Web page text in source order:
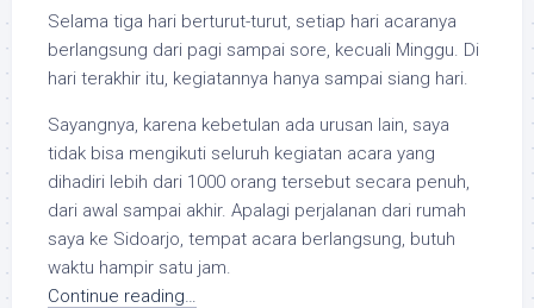
Selama tiga hari berturut-turut, setiap hari acaranya
berlangsung dari pagi sampai sore, kecuali Minggu. Di
hari terakhir itu, kegiatannya hanya sampai siang hari.
Sayangnya, karena kebetulan ada urusan lain, saya
tidak bisa mengikuti seluruh kegiatan acara yang
dihadiri lebih dari 1000 orang tersebut secara penuh,
dari awal sampai akhir. Apalagi perjalanan dari rumah
saya ke Sidoarjo, tempat acara berlangsung, butuh
waktu hampir satu jam.
Continue reading…